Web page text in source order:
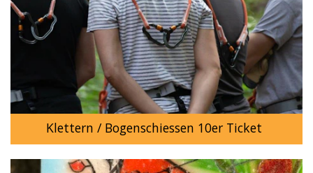
Klettern / Bogenschiessen 10er Ticket